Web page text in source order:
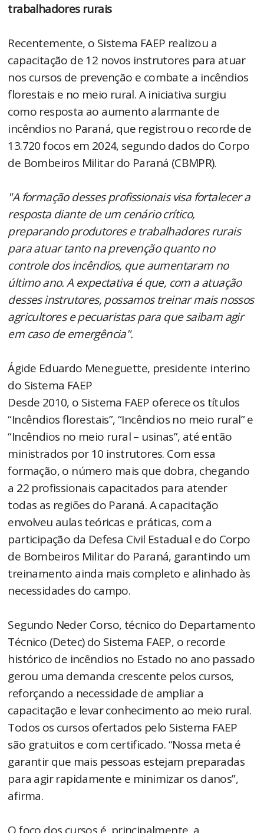
trabalhadores rurais
Recentemente, o Sistema FAEP realizou a
capacitação de 12 novos instrutores para atuar
nos cursos de prevenção e combate a incêndios
florestais e no meio rural. A iniciativa surgiu
como resposta ao aumento alarmante de
incêndios no Paraná, que registrou o recorde de
13.720 focos em 2024, segundo dados do Corpo
de Bombeiros Militar do Paraná (CBMPR).
"A formação desses profissionais visa fortalecer a
resposta diante de um cenário crítico,
preparando produtores e trabalhadores rurais
para atuar tanto na prevenção quanto no
controle dos incêndios, que aumentaram no
último ano. A expectativa é que, com a atuação
desses instrutores, possamos treinar mais nossos
agricultores e pecuaristas para que saibam agir
em caso de emergência".
Ágide Eduardo Meneguette, presidente interino
do Sistema FAEP
Desde 2010, o Sistema FAEP oferece os títulos
“Incêndios florestais”, “Incêndios no meio rural” e
“Incêndios no meio rural – usinas”, até então
ministrados por 10 instrutores. Com essa
formação, o número mais que dobra, chegando
a 22 profissionais capacitados para atender
todas as regiões do Paraná. A capacitação
envolveu aulas teóricas e práticas, com a
participação da Defesa Civil Estadual e do Corpo
de Bombeiros Militar do Paraná, garantindo um
treinamento ainda mais completo e alinhado às
necessidades do campo.
Segundo Neder Corso, técnico do Departamento
Técnico (Detec) do Sistema FAEP, o recorde
histórico de incêndios no Estado no ano passado
gerou uma demanda crescente pelos cursos,
reforçando a necessidade de ampliar a
capacitação e levar conhecimento ao meio rural.
Todos os cursos ofertados pelo Sistema FAEP
são gratuitos e com certificado. “Nossa meta é
garantir que mais pessoas estejam preparadas
para agir rapidamente e minimizar os danos”,
afirma.
O foco dos cursos é, principalmente, a